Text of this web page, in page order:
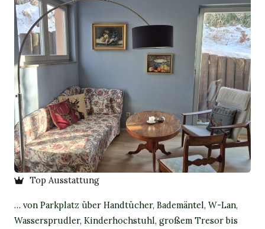
Top Ausstattung
… von Parkplatz über Handtücher, Bademäntel, W-Lan,
Wassersprudler, Kinderhochstuhl, großem Tresor bis